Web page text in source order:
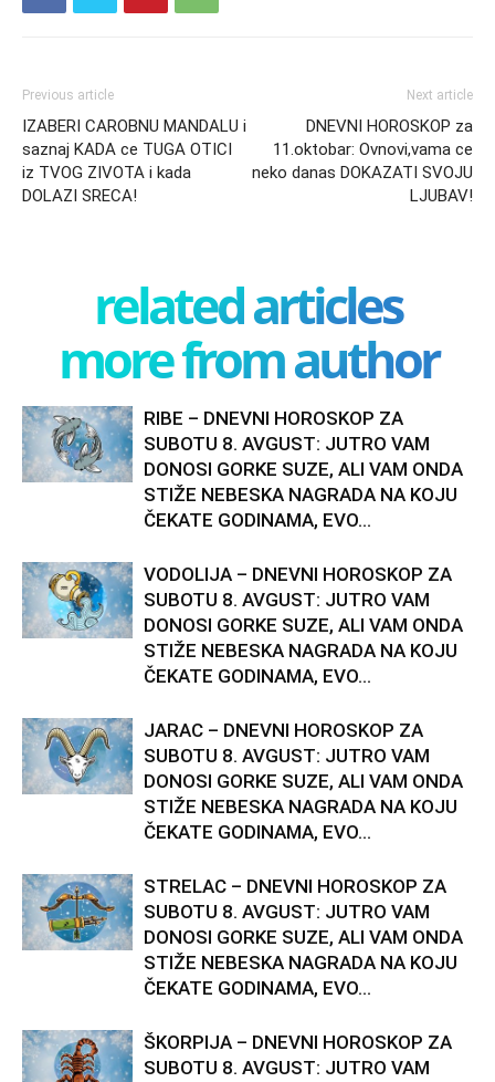
Previous article
IZABERI CAROBNU MANDALU i
saznaj KADA ce TUGA OTICI
iz TVOG ZIVOTA i kada
DOLAZI SRECA!
Next article
DNEVNI HOROSKOP za
11.oktobar: Ovnovi,vama ce
neko danas DOKAZATI SVOJU
LJUBAV!
related articles
more from author
RIBE – DNEVNI HOROSKOP ZA
SUBOTU 8. AVGUST: JUTRO VAM
DONOSI GORKE SUZE, ALI VAM ONDA
STIŽE NEBESKA NAGRADA NA KOJU
ČEKATE GODINAMA, EVO...
VODOLIJA – DNEVNI HOROSKOP ZA
SUBOTU 8. AVGUST: JUTRO VAM
DONOSI GORKE SUZE, ALI VAM ONDA
STIŽE NEBESKA NAGRADA NA KOJU
ČEKATE GODINAMA, EVO...
JARAC – DNEVNI HOROSKOP ZA
SUBOTU 8. AVGUST: JUTRO VAM
DONOSI GORKE SUZE, ALI VAM ONDA
STIŽE NEBESKA NAGRADA NA KOJU
ČEKATE GODINAMA, EVO...
STRELAC – DNEVNI HOROSKOP ZA
SUBOTU 8. AVGUST: JUTRO VAM
DONOSI GORKE SUZE, ALI VAM ONDA
STIŽE NEBESKA NAGRADA NA KOJU
ČEKATE GODINAMA, EVO...
ŠKORPIJA – DNEVNI HOROSKOP ZA
SUBOTU 8. AVGUST: JUTRO VAM